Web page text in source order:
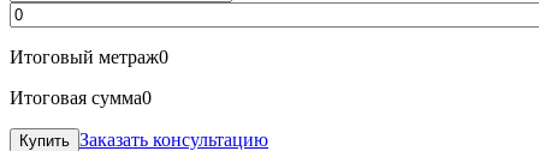
Итоговый метраж0
Итоговая сумма0
Заказать консультацию